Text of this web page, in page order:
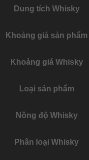
Dung tích Whisky
Khoảng giá sản phẩm
Khoảng giá Whisky
Loại sản phẩm
Nồng độ Whisky
Phân loại Whisky